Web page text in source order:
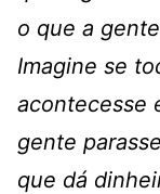
o que a
Imagine se
acontecesse
gente
que dá